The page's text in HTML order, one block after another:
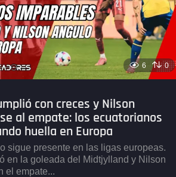
6 0
con creces y Nilson
al empate: los ecuatorianos
huella en Europa
sigue presente en las ligas europeas.
en la goleada del Midtjylland y Nilson
el empate...